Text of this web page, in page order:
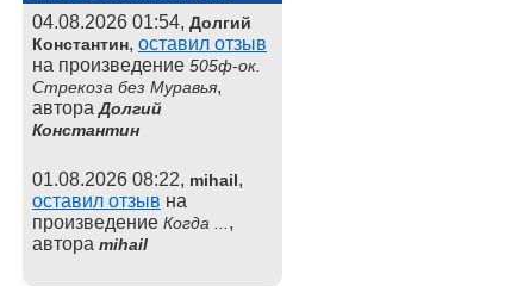
04.08.2026 01:54, Долгий
Константин, оставил отзыв
на произведение 505ф-ок.
Стрекоза без Муравья,
автораДолгий
Константин
01.08.2026 08:22, mihail,
оставил отзыв на
произведение Когда ... ,
автора mihail